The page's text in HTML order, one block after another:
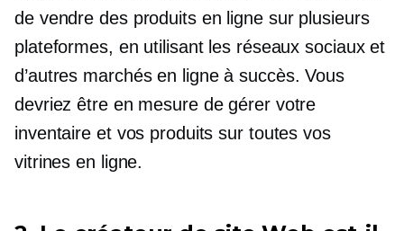
de vendre des produits en ligne sur plusieurs
plateformes, en utilisant les réseaux sociaux et
d’autres marchés en ligne à succès. Vous
devriez être en mesure de gérer votre
inventaire et vos produits sur toutes vos
vitrines en ligne.